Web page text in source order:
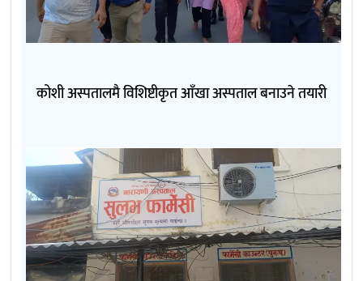
कोशी अस्पतालमै विशिष्टीकृत आँखा अस्पताल बनाउने तयारी